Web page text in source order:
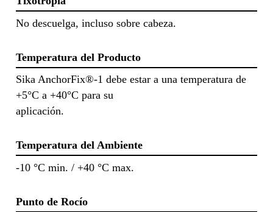
No descuelga, incluso sobre cabeza.
Temperatura del Producto
Sika AnchorFix®-1 debe estar a una temperatura de
+5°C a +40°C para su
aplicación.
Temperatura del Ambiente
-10 °C min. / +40 °C max.
Punto de Rocío